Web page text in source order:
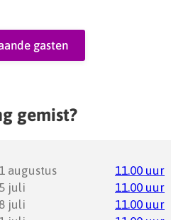
gasten
gemist?